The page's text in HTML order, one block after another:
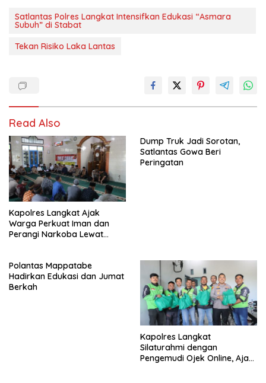
Satlantas Polres Langkat Intensifkan Edukasi “Asmara
Subuh” di Stabat
Tekan Risiko Laka Lantas
Read Also
Kapolres Langkat Ajak
Warga Perkuat Iman dan
Perangi Narkoba Lewat
Dump Truk Jadi Sorotan,
Satlantas Gowa Beri
Peringatan
Polantas Mappatabe
Hadirkan Edukasi dan Jumat
Berkah
Kapolres Langkat
Silaturahmi dengan
Pengemudi Ojek Online, Ajak